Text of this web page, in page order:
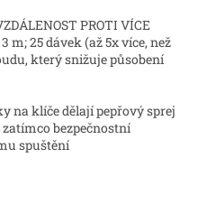
PROTI VÍCE
m; 25 dávek (až 5x více, než
který snižuje působení
na klíče dělají pepřový sprej
bezpečnostní
spuštění